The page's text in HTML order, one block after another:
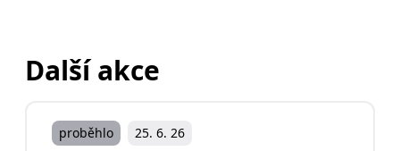
Další akce
proběhlo 25. 6. 26